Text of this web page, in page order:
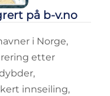
på b-v.no
i Norge,
etter
innseiling,